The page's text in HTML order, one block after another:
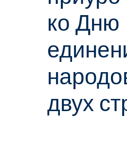
ко Дню
двух